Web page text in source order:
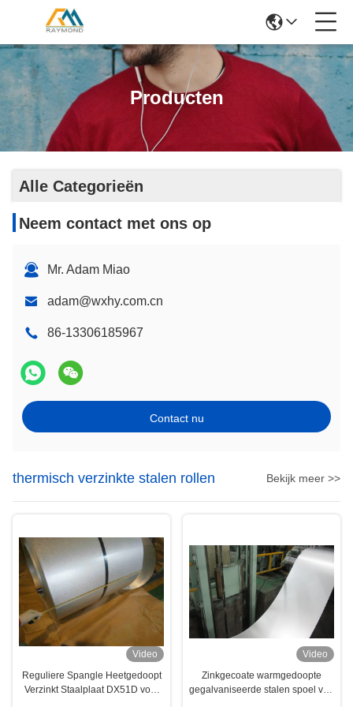
Producten
Alle Categorieën
Neem contact met ons op
Mr. Adam Miao
adam@wxhy.com.cn
86-13306185967
Contact nu
thermisch verzinkte stalen rollen Bekijk meer >>
Video
Reguliere Spangle Heetgedoopt
Verzinkt Staalplaat DX51D voor
Video
Zinkgecoate warmgedoopte
gegalvaniseerde stalen spoel van